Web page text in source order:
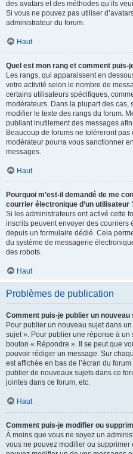
des avatars et des méthodes qu’ils
Si vous ne pouvez pas utiliser
administrateur du forum.
Haut
Quel est mon rang et comment puis-
Les rangs, qui apparaissent en
votre activité selon le nombre de
certains utilisateurs spécifiques,
modérateurs. Dans la plupart des cas,
modifier le texte des rangs du forum.
publiant inutilement des messages
Beaucoup de forums ne toléreront
modérateur pourra vous sanctionner
messages.
Haut
Pourquoi m’est-il demandé de me
courrier électronique d’un utilisateur
Si les administrateurs ont activé cette
inscrits peuvent envoyer des
depuis un formulaire dédié. Cela
du système de messagerie
des robots.
Haut
Problèmes de publication
Comment puis-je publier un nouveau
Pour publier un nouveau sujet dans
sujet ». Pour publier une réponse à
bouton « Répondre ». Il se peut que
pouvoir rédiger un message. Sur
est affichée en bas de l’écran du
publier de nouveaux sujets dans ce
jointes dans ce forum, etc.
Haut
Comment puis-je modifier ou
À moins que vous ne soyez un
vous ne pouvez modifier ou